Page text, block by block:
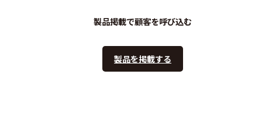
製品掲載で顧客を呼び込む
製品を掲載する